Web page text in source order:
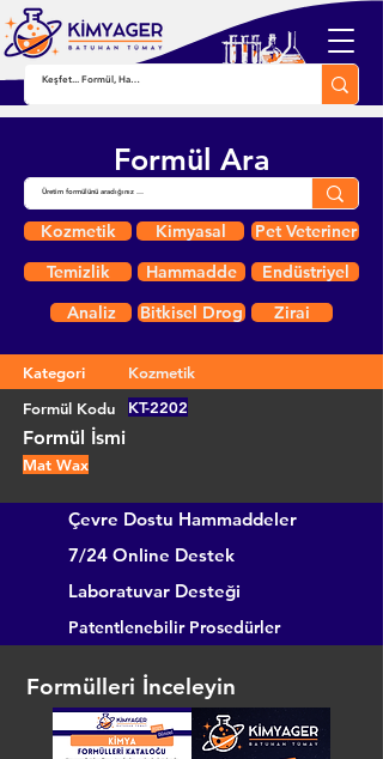
Formül Ara
Kozmetik Kimyasal
Pet Veteriner
Temizlik
Hammadde
Endüstriyel
Analiz
Bitkisel Drog Zirai
Kategori
Kozmetik
Formül Kodu
KT-2202
Formül İsmi
Mat Wax
Çevre Dostu Hammaddeler
7/24 Online Destek
Laboratuvar Desteği
Patentlenebilir Prosedürler
Formülleri İnceleyin